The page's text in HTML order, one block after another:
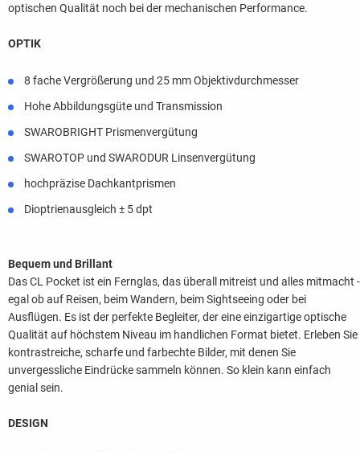
optischen Qualität noch bei der mechanischen Performance.
OPTIK
8 fache Vergrößerung und 25 mm Objektivdurchmesser
Hohe Abbildungsgüte und Transmission
SWAROBRIGHT Prismenvergütung
SWAROTOP und SWARODUR Linsenvergütung
hochpräzise Dachkantprismen
Dioptrienausgleich ± 5 dpt
Bequem und Brillant
Das CL Pocket ist ein Fernglas, das überall mitreist und alles mitmacht -
egal ob auf Reisen, beim Wandern, beim Sightseeing oder bei
Ausflügen. Es ist der perfekte Begleiter, der eine einzigartige optische
Qualität auf höchstem Niveau im handlichen Format bietet. Erleben Sie
kontrastreiche, scharfe und farbechte Bilder, mit denen Sie
unvergessliche Eindrücke sammeln können. So klein kann einfach
genial sein.
DESIGN